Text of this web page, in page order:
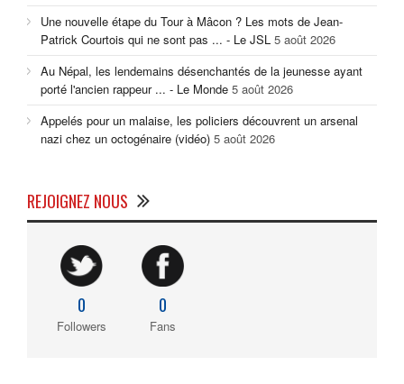
Une nouvelle étape du Tour à Mâcon ? Les mots de Jean-
Patrick Courtois qui ne sont pas ... - Le JSL 5 août 2026
Au Népal, les lendemains désenchantés de la jeunesse ayant
porté l'ancien rappeur ... - Le Monde 5 août 2026
Appelés pour un malaise, les policiers découvrent un arsenal
nazi chez un octogénaire (vidéo) 5 août 2026
REJOIGNEZ NOUS
0
Followers
0
Fans